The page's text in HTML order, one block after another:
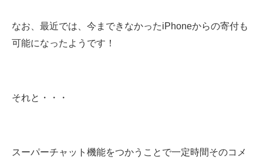
なお、最近では、今まできなかったiPhoneからの寄付も
可能になったようです！
それと・・・
スーパーチャット機能をつかうことで一定時間そのコメ